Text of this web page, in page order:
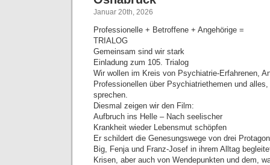
Januar 20th, 2026
Professionelle + Betroffene + Angehörige =
TRIALOG
Gemeinsam sind wir stark
Einladung zum 105. Trialog
Wir wollen im Kreis von Psychiatrie-Erfahrenen,
Professionellen über Psychiatriethemen und
sprechen.
Diesmal zeigen wir den Film:
Aufbruch ins Helle – Nach seelischer
Krankheit wieder Lebensmut schöpfen
Er schildert die Genesungswege von drei
Big, Fenja und Franz-Josef in ihrem Alltag
Krisen, aber auch von Wendepunkten und dem,